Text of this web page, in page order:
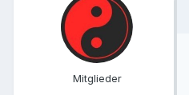
Mitglieder